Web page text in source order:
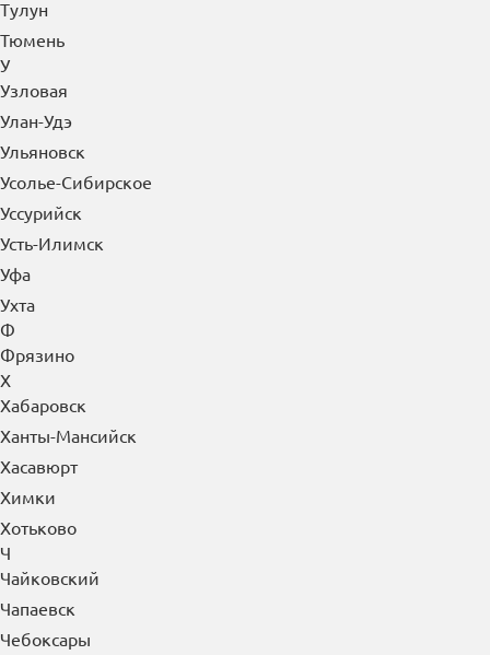
Тулун
Тюмень
У
Узловая
Улан-Удэ
Ульяновск
Усолье-Сибирское
Уссурийск
Усть-Илимск
Уфа
Ухта
Ф
Фрязино
Х
Хабаровск
Ханты-Мансийск
Хасавюрт
Химки
Хотьково
Ч
Чайковский
Чапаевск
Чебоксары